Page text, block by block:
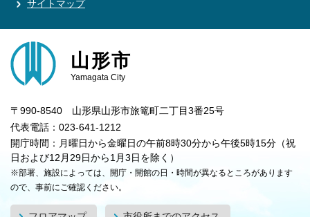
サイトマップ
山形市
Yamagata City
〒990-8540 山形県山形市旅篭町二丁目3番25号
代表電話：023-641-1212
開庁時間：月曜日から金曜日の午前8時30分から午後5時15分（祝
日および12月29日から1月3日を除く）
※部署、施設によっては、開庁・開館の日・時間が異なるところがあります
ので、事前にご確認ください。